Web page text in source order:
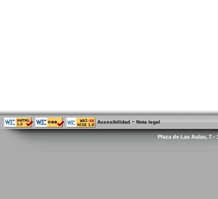
Accesibilidad - Nota legal
Plaza de Las Aulas, 7 -